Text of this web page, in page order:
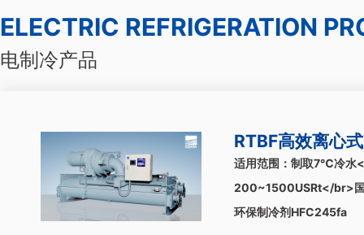
ELECTRIC REFRIGERATION
电制冷产品
RTBF高效离心
适用范围：制取7℃冷水
200~1500USRt</br>
环保制冷剂HFC245fa